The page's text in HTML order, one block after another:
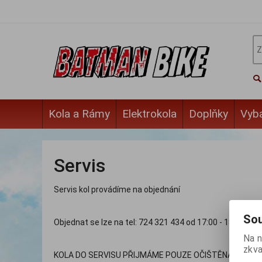
Kola a Rámy Elektrokola Doplňky
Servis
Servis kol provádíme na objednání
Objednat se lze na tel: 724 321 434 od 17:00 -
KOLA DO SERVISU PŘIJMÁME POUZE OČIŠTĚNÁ
Na